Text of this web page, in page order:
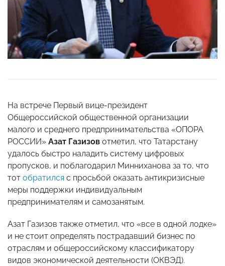
На встрече Первый вице-президент
Общероссийской общественной организации
малого и среднего предпринимательства «ОПОРА
РОССИИ» Азат Газизов отметил, что Татарстану
удалось быстро наладить систему цифровых
пропусков, и поблагодарил Минниханова за то, что
тот обратился с просьбой оказать антикризисные
меры поддержки индивидуальным
предпринимателям и самозанятым.
Азат Газизов также отметил, что «все в одной лодке»
и не стоит определять пострадавший бизнес по
отраслям и общероссийскому классификатору
видов экономической деятельности (ОКВЭД).